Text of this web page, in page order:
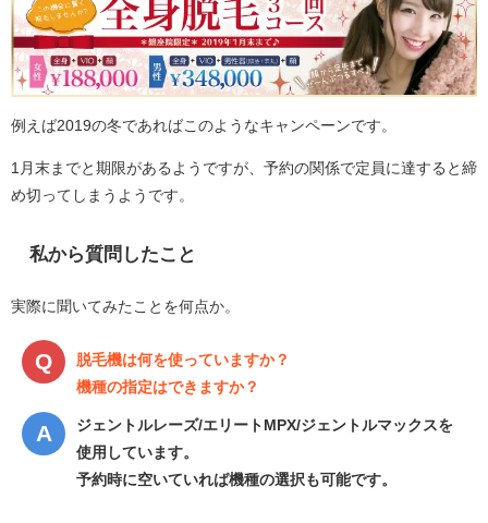
例えば2019の冬であればこのようなキャンペーンです。
1月末までと期限があるようですが、予約の関係で定員に達すると締
め切ってしまうようです。
私から質問したこと
実際に聞いてみたことを何点か。
脱毛機は何を使っていますか？
機種の指定はできますか？
ジェントルレーズ/エリートMPX/ジェントルマックスを
使用しています。
予約時に空いていれば機種の選択も可能です。